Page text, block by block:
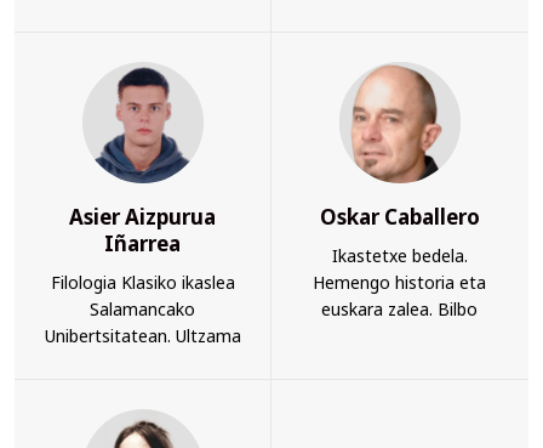
Asier Aizpurua
Iñarrea
Filologia Klasiko ikaslea
Salamancako
Unibertsitatean. Ultzama
Oskar Caballero
Ikastetxe bedela.
Hemengo historia eta
euskara zalea. Bilbo